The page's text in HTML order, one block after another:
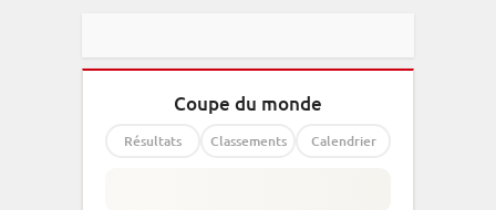
Coupe du monde
Résultats Classements Calendrier